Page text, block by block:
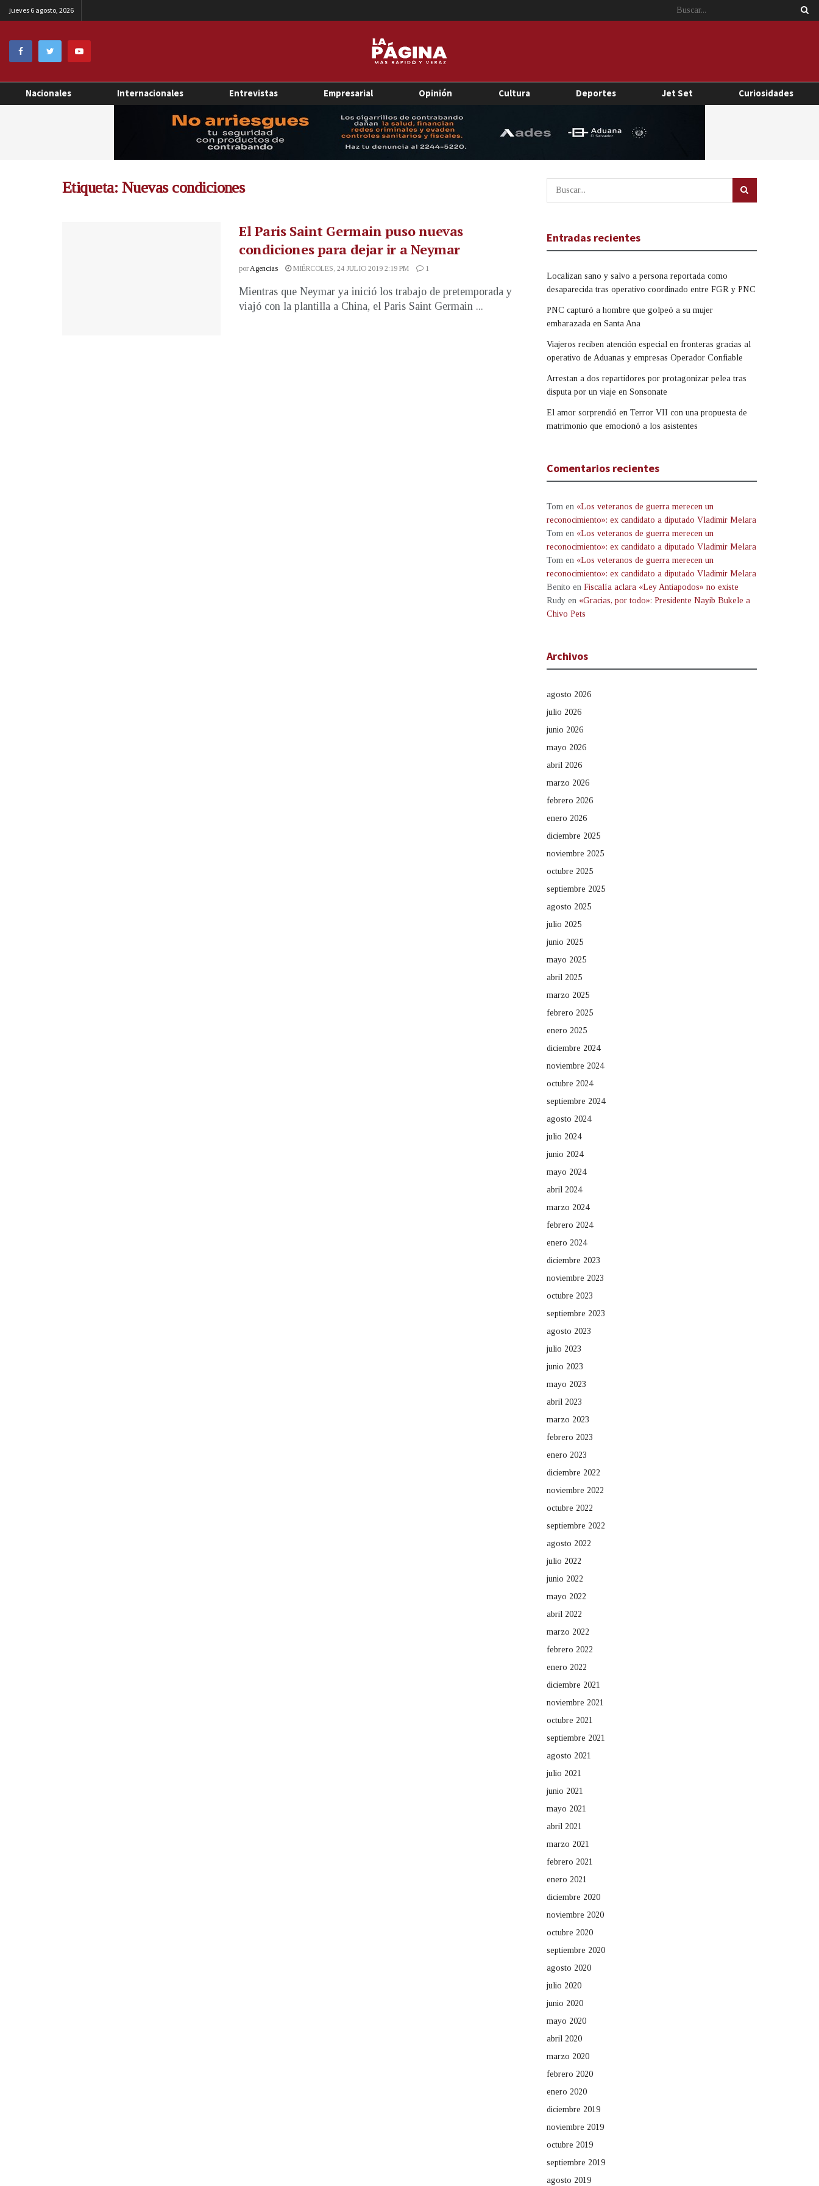
jueves 6 agosto, 2026
Nacionales Internacionales Entrevistas Empresarial Opinión Cultura Deportes Jet Set Curiosidades
Etiqueta: Nuevas condiciones
El Paris Saint Germain puso nuevas
condiciones para dejar ir a Neymar
porAgencias MIÉRCOLES, 24 JULIO 2019 2:19 PM 1
Mientras que Neymar ya inició los trabajo de pretemporada y
viajó con la plantilla a China, el Paris Saint Germain ...
Entradas recientes
Localizan sano y salvo a persona reportada como
desaparecida tras operativo coordinado entre FGR y PNC
PNC capturó a hombre que golpeó a su mujer
embarazada en Santa Ana
Viajeros reciben atención especial en fronteras gracias al
operativo de Aduanas y empresas Operador Confiable
Arrestan a dos repartidores por protagonizar pelea tras
disputa por un viaje en Sonsonate
El amor sorprendió en Terror VII con una propuesta de
matrimonio que emocionó a los asistentes
Comentarios recientes
Tom en «Los veteranos de guerra merecen un
reconocimiento»: ex candidato a diputado Vladimir Melara
Tom en «Los veteranos de guerra merecen un
reconocimiento»: ex candidato a diputado Vladimir Melara
Tom en «Los veteranos de guerra merecen un
reconocimiento»: ex candidato a diputado Vladimir Melara
Benito en Fiscalía aclara «Ley Antiapodos» no existe
Rudy en «Gracias, por todo»: Presidente Nayib Bukele a
Chivo Pets
Archivos
agosto 2026
julio 2026
junio 2026
mayo 2026
abril 2026
marzo 2026
febrero 2026
enero 2026
diciembre 2025
noviembre 2025
octubre 2025
septiembre 2025
agosto 2025
julio 2025
junio 2025
mayo 2025
abril 2025
marzo 2025
febrero 2025
enero 2025
diciembre 2024
noviembre 2024
octubre 2024
septiembre 2024
agosto 2024
julio 2024
junio 2024
mayo 2024
abril 2024
marzo 2024
febrero 2024
enero 2024
diciembre 2023
noviembre 2023
octubre 2023
septiembre 2023
agosto 2023
julio 2023
junio 2023
mayo 2023
abril 2023
marzo 2023
febrero 2023
enero 2023
diciembre 2022
noviembre 2022
octubre 2022
septiembre 2022
agosto 2022
julio 2022
junio 2022
mayo 2022
abril 2022
marzo 2022
febrero 2022
enero 2022
diciembre 2021
noviembre 2021
octubre 2021
septiembre 2021
agosto 2021
julio 2021
junio 2021
mayo 2021
abril 2021
marzo 2021
febrero 2021
enero 2021
diciembre 2020
noviembre 2020
octubre 2020
septiembre 2020
agosto 2020
julio 2020
junio 2020
mayo 2020
abril 2020
marzo 2020
febrero 2020
enero 2020
diciembre 2019
noviembre 2019
octubre 2019
septiembre 2019
agosto 2019